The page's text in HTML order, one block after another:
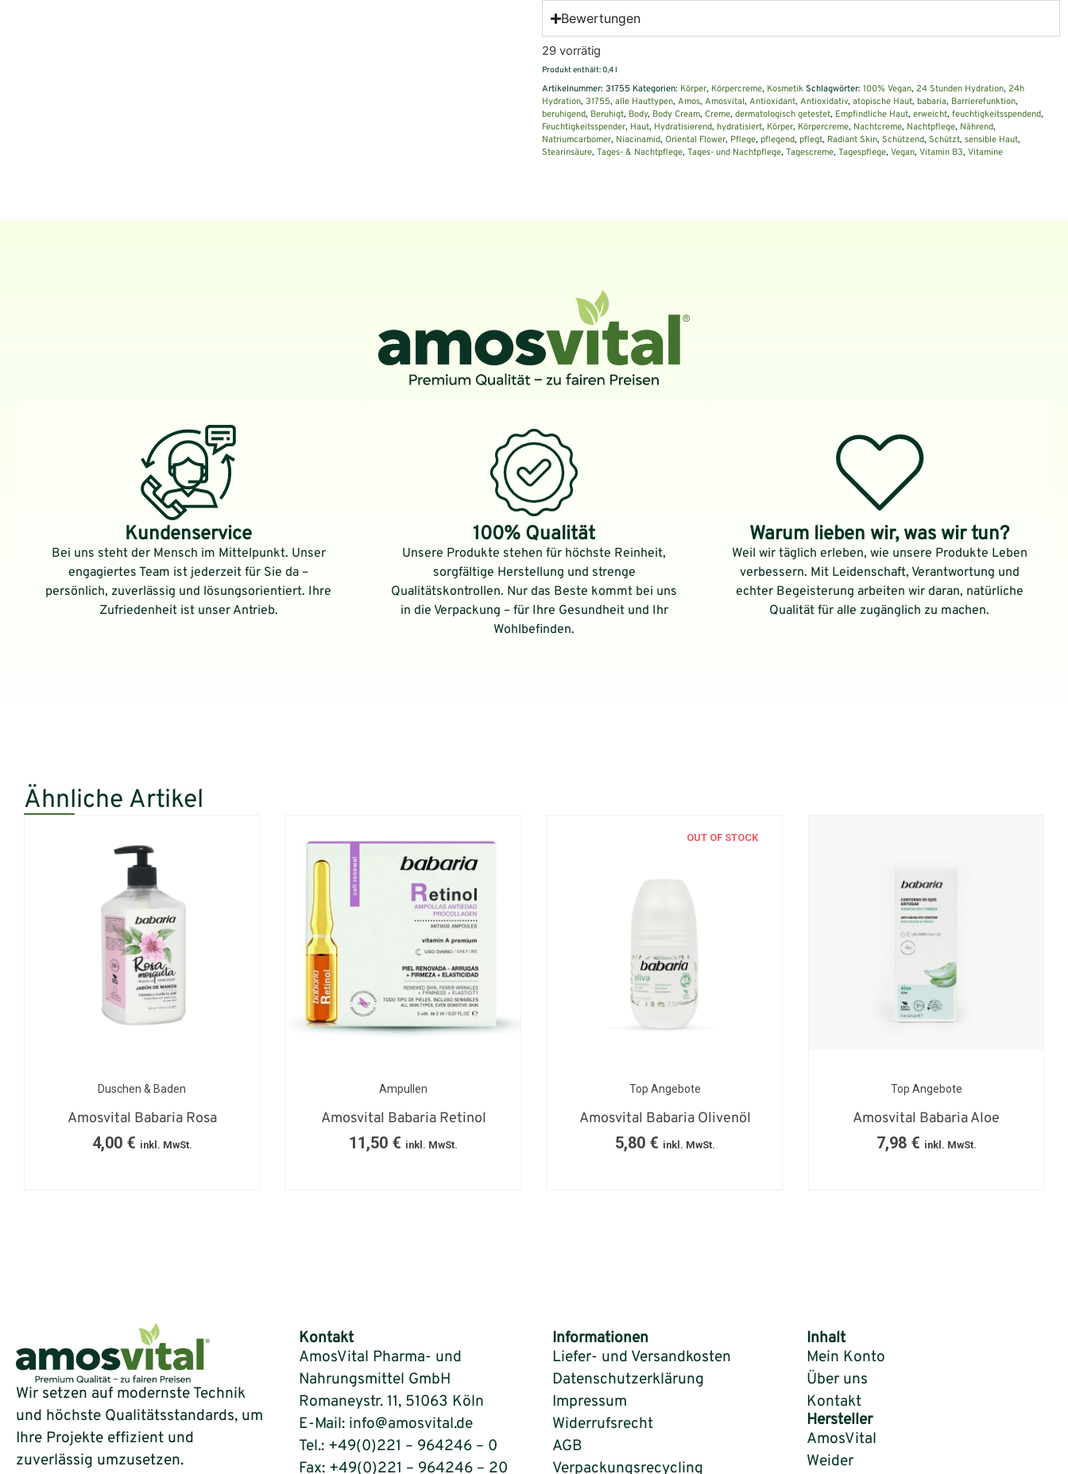
Bewertungen
29 vorrätig
Produkt enthält: 0,4l
Artikelnummer: 31755 Kategorien: Körper, Körpercreme, Kosmetik Schlagwörter: 100% Vegan, 24 Stunden Hydration, 24h
Hydration, 31755, alle Hauttypen, Amos, Amosvital, Antioxidant, Antioxidativ, atopische Haut, babaria, Barrierefunktion,
beruhigend, Beruhigt, Body, Body Cream, Creme, dermatologisch getestet, Empfindliche Haut, erweicht, feuchtigkeitsspendend,
Feuchtigkeitsspender, Haut, Hydratisierend, hydratisiert, Körper, Körpercreme, Nachtcreme, Nachtpflege, Nährend,
Natriumcarbomer, Niacinamid, Oriental Flower, Pflege, pflegend, pflegt, Radiant Skin, Schützend, Schützt, sensible Haut,
Stearinsäure, Tages- & Nachtpflege, Tages- und Nachtpflege, Tagescreme, Tagespflege, Vegan, Vitamin B3, Vitamine
Kundenservice
Bei uns steht der Mensch im Mittelpunkt. Unser
engagiertes Team ist jederzeit für Sie da –
persönlich, zuverlässig und lösungsorientiert. Ihre
Zufriedenheit ist unser Antrieb.
100% Qualität
Unsere Produkte stehen für höchste Reinheit,
sorgfältige Herstellung und strenge
Qualitätskontrollen. Nur das Beste kommt bei uns
in die Verpackung – für Ihre Gesundheit und Ihr
Wohlbefinden.
Warum lieben wir, was wir tun?
Weil wir täglich erleben, wie unsere Produkte Leben
verbessern. Mit Leidenschaft, Verantwortung und
echter Begeisterung arbeiten wir daran, natürliche
Qualität für alle zugänglich zu machen.
Ähnliche Artikel
Duschen & Baden
Amosvital Babaria Rosa
4,00 € inkl. MwSt.
Ampullen
Amosvital Babaria Retinol
11,50 € inkl. MwSt.
OUT OF STOCK
Top Angebote
Amosvital Babaria Olivenöl
5,80 € inkl. MwSt.
Top Angebote
Amosvital Babaria Aloe
7,98 € inkl. MwSt.
Wir setzen auf modernste Technik
und höchste Qualitätsstandards, um
Ihre Projekte effizient und
zuverlässig umzusetzen.
Kontakt
AmosVital Pharma- und
Nahrungsmittel GmbH
Romaneystr. 11, 51063 Köln
E-Mail: info@amosvital.de
Tel.: +49(0)221 – 964246 – 0
Fax: +49(0)221 – 964246 – 20
Informationen
Liefer- und Versandkosten
Datenschutzerklärung
Impressum
Widerrufsrecht
AGB
Verpackungsrecycling
Inhalt
Mein Konto
Über uns
Kontakt
Hersteller
AmosVital
Weider